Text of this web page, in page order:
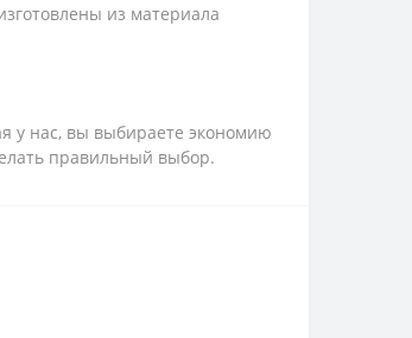
из материала
у нас, вы выбираете экономию
правильный выбор.